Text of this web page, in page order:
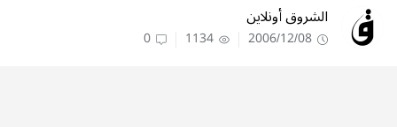
الشروق أونلاين
2006/12/08
1134
0